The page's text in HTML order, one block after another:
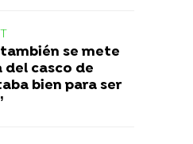
se mete
del casco de
bien para ser